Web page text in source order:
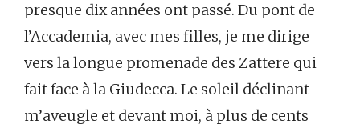
presque dix années ont passé. Du pont de
l’Accademia, avec mes filles, je me dirige
vers la longue promenade des Zattere qui
fait face à la Giudecca. Le soleil déclinant
m’aveugle et devant moi, à plus de cents